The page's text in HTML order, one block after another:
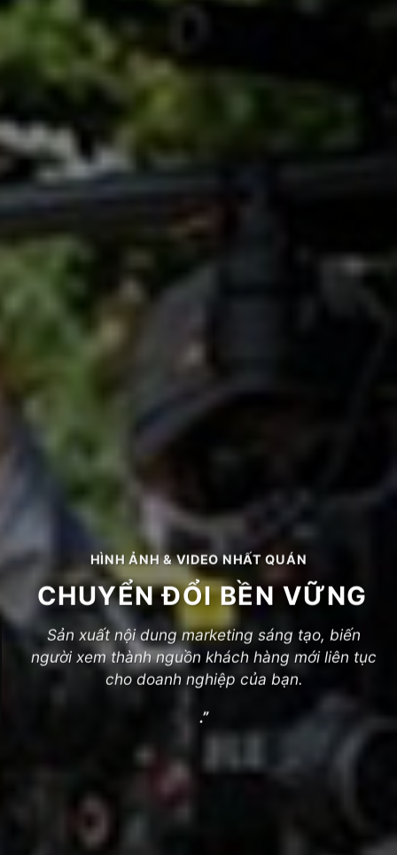
HÌNH ẢNH & VIDEO NHẤT QUÁN
CHUYỂN ĐỔI BỀN VỮNG
Sản xuất nội dung marketing sáng tạo, biến
người xem thành nguồn khách hàng mới liên tục
cho doanh nghiệp của bạn.
.”